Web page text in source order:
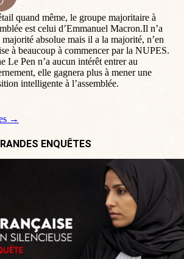
quand même, le groupe majoritaire à
est celui d’Emmanuel Macron.Il n’a
majorité absolue mais il a la majorité, n’en
à beaucoup à commencer par la NUPES.
Le Pen n’a aucun intérêt entrer au
elle gagnera plus à mener une
intelligente à l’assemblée.
→
ENQUÊTES